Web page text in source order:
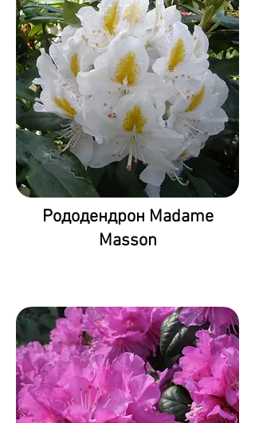
Рододендрон Madame
Masson